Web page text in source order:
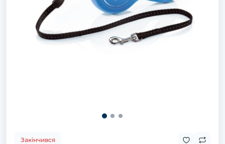
Закінчився